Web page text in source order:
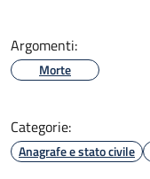
Argomenti:
Morte
Categorie:
Anagrafe e stato civile